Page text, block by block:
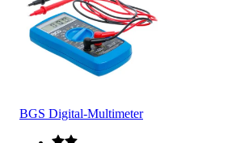
BGS Digital-Multimeter